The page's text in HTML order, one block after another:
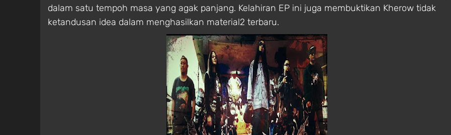
dalam satu tempoh masa yang agak panjang. Kelahiran EP ini juga membuktikan Kherow tidak
ketandusan idea dalam menghasilkan material2 terbaru.